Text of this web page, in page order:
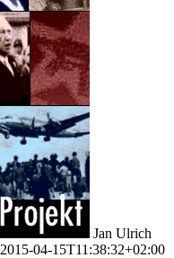
Jan Ulrich
2015-04-15T11:38:32+02:00